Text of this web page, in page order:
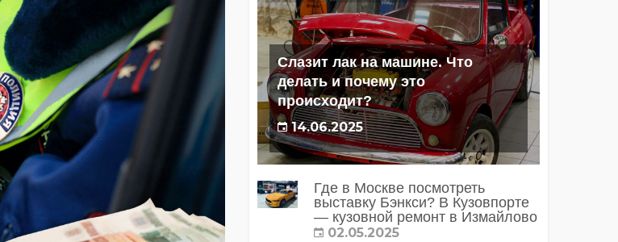
Слазит лак на машине. Что
делать и почему это
происходит?
14.06.2025
Где в Москве посмотреть
выставку Бэнкси? В Кузовпорте
— кузовной ремонт в Измайлово
02.05.2025